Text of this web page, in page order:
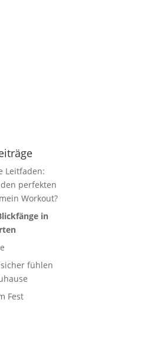
Leitfaden:
perfekten
Workout?
in
fühlen
Fest